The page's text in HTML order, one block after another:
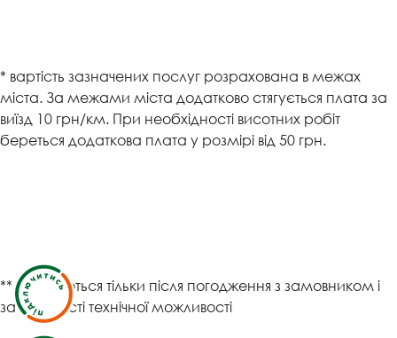
* вартість зазначених послуг розрахована в межах
міста. За межами міста додатково стягується плата за
виїзд 10 грн/км. При необхідності висотних робіт
береться додаткова плата у розмірі від 50 грн.
** виконуються тільки після погодження з замовником і
за наявності технічної можливості